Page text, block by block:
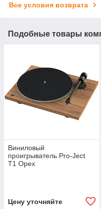
Все условия возврата
Подобные товары
Виниловый
проигрыватель Pro-Ject
T1 Орех
Цену уточняйте